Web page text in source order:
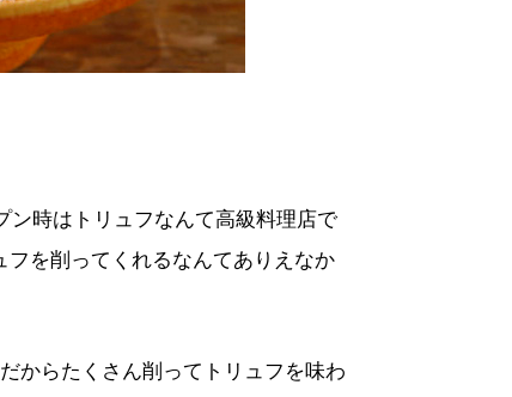
ン時はトリュフなんて高級料理店で
を削ってくれるなんてありえなか
からたくさん削ってトリュフを味わ